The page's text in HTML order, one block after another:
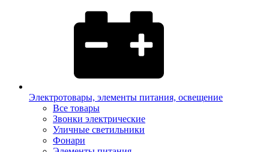
Электротовары, элементы питания, освещение
Все товары
Звонки электрические
Уличные светильники
Фонари